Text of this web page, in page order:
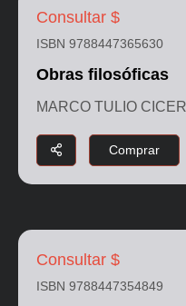
Consultar $
ISBN 9788447365630
Obras filosóficas
MARCO TULIO
Comprar
Consultar $
ISBN 9788447354849